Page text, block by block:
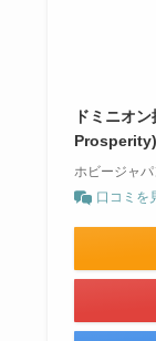
ドミニオ
ホビージャ
口コミを